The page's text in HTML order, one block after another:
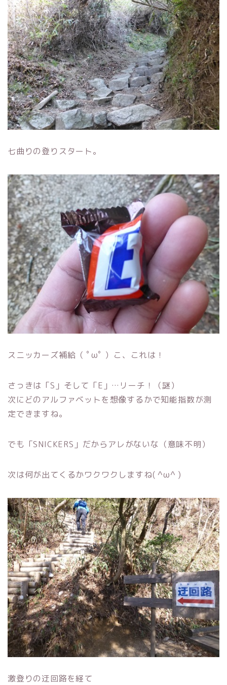
七曲りの登りスタート。
スニッカーズ補給（ ﾟωﾟ ）こ、これは！
さっきは「S」そして「E」…リーチ！（謎）
次にどのアルファベットを想像するかで知能指数が測
定できますね。
でも「SNICKERS」だからアレがないな（意味不明）
次は何が出てくるかワクワクしますね( ^ω^ )
激登りの迂回路を経て